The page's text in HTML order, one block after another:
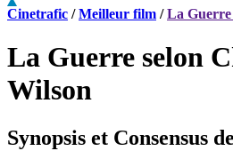
Cinetrafic /Meilleur film /La Guerre
La Guerre selon
Wilson
Synopsis et Consensus